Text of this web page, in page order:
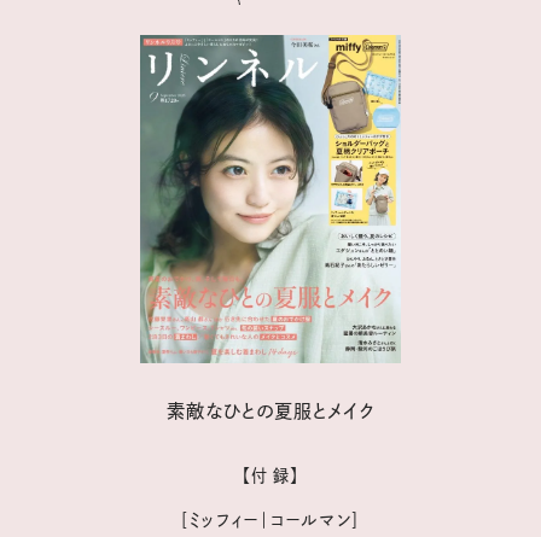
素敵なひとの夏服とメイク
【付 録】
［ミッフィー｜コールマン］